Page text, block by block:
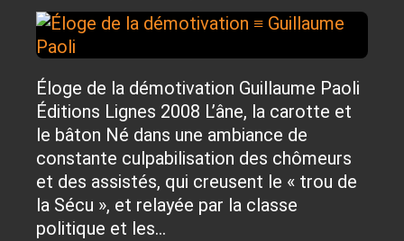
Éloge de la démotivation Guillaume Paoli
Éditions Lignes 2008 L’âne, la carotte et
le bâton Né dans une ambiance de
constante culpabilisation des chômeurs
et des assistés, qui creusent le « trou de
la Sécu », et relayée par la classe
politique et les...